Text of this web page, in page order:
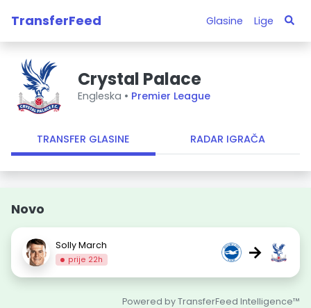
TransferFeed Glasine Lige
Crystal Palace
Engleska • Premier League
TRANSFER GLASINE RADAR IGRAČA
Novo
Solly March
prije 22h →
Powered by TransferFeed Intelligence™